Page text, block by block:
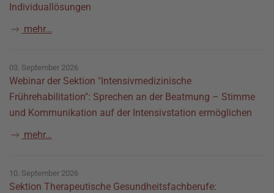
Individuallösungen
mehr…
03. September 2026
Webinar der Sektion "Intensivmedizinische
Frührehabilitation": Sprechen an der Beatmung – Stimme
und Kommunikation auf der Intensivstation ermöglichen
mehr…
10. September 2026
Sektion Therapeutische Gesundheitsfachberufe: